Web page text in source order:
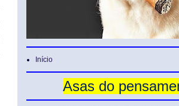
Início
Asas do